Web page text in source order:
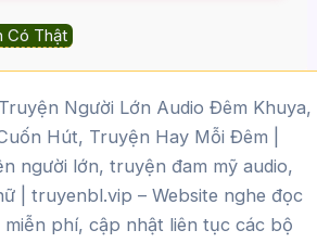
Có Thật
Người Lớn Audio Đêm Khuya,
Hút, Truyện Hay Mỗi Đêm |
người lớn, truyện đam mỹ audio,
| truyenbl.vip – Website nghe đọc
phí, cập nhật liên tục các bộ